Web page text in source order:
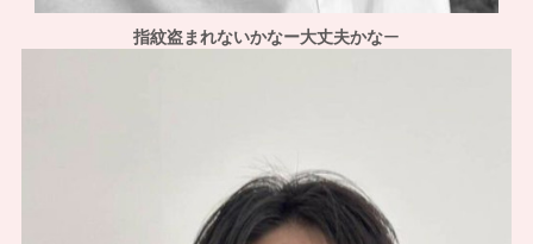
指紋盗まれないかなー大丈夫かなー